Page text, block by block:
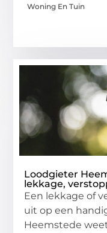
Woning En Tuin
Loodgieter
lekkage,
Een lekkage of
uit op een
Heemstede